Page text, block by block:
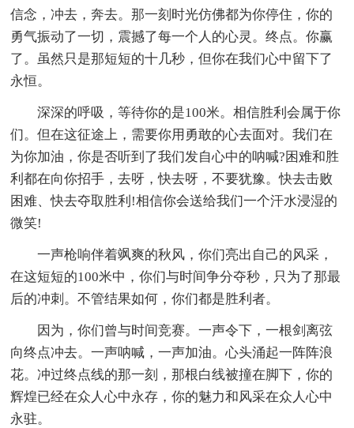
信念，冲去，奔去。那一刻时光仿佛都为你停住，你的
勇气振动了一切，震撼了每一个人的心灵。终点。你赢
了。虽然只是那短短的十几秒，但你在我们心中留下了
永恒。
深深的呼吸，等待你的是100米。相信胜利会属于你
们。但在这征途上，需要你用勇敢的心去面对。我们在
为你加油，你是否听到了我们发自心中的呐喊?困难和胜
利都在向你招手，去呀，快去呀，不要犹豫。快去击败
困难、快去夺取胜利!相信你会送给我们一个汗水浸湿的
微笑!
一声枪响伴着飒爽的秋风，你们亮出自己的风采，
在这短短的100米中，你们与时间争分夺秒，只为了那最
后的冲刺。不管结果如何，你们都是胜利者。
因为，你们曾与时间竞赛。一声令下，一根剑离弦
向终点冲去。一声呐喊，一声加油。心头涌起一阵阵浪
花。冲过终点线的那一刻，那根白线被撞在脚下，你的
辉煌已经在众人心中永存，你的魅力和风采在众人心中
永驻。